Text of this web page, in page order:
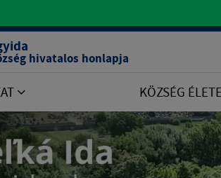
hivatalos honlapja
KÖZSÉG ÉLETE